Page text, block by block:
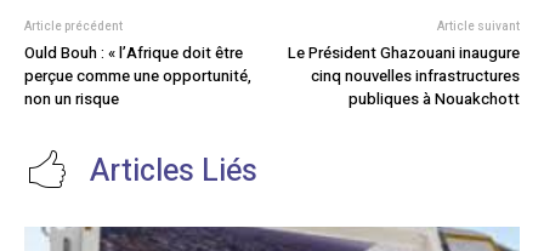
Article précédent
Ould Bouh : « l’Afrique doit être
perçue comme une opportunité,
non un risque
Article suivant
Le Président Ghazouani inaugure
cinq nouvelles infrastructures
publiques à Nouakchott
Articles Liés